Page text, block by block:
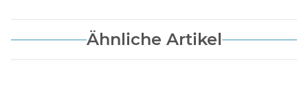
Ähnliche Artikel